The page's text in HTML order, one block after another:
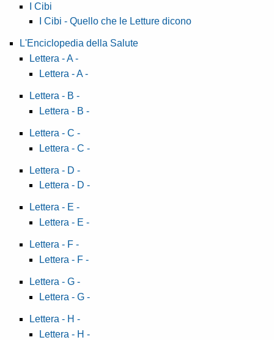
I Cibi
I Cibi - Quello che le Letture dicono
L'Enciclopedia della Salute
Lettera - A -
Lettera - A -
Lettera - B -
Lettera - B -
Lettera - C -
Lettera - C -
Lettera - D -
Lettera - D -
Lettera - E -
Lettera - E -
Lettera - F -
Lettera - F -
Lettera - G -
Lettera - G -
Lettera - H -
Lettera - H -